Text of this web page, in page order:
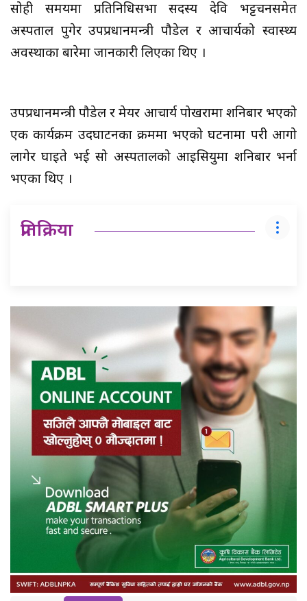
सोही समयमा प्रतिनिधिसभा सदस्य देवि भट्टचनसमेत
अस्पताल पुगेर उपप्रधानमन्त्री पौडेल र आचार्यको स्वास्थ्य
अवस्थाका बारेमा जानकारी लिएका थिए ।
उपप्रधानमन्त्री पौडेल र मेयर आचार्य पोखरामा शनिबार भएको
एक कार्यक्रम उदघाटनका क्रममा भएको घटनामा परी आगो
लागेर घाइते भई सो अस्पतालको आइसियुमा शनिबार भर्ना
भएका थिए ।
प्रतिक्रिया